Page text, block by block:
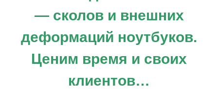
— сколов и внешних
деформаций ноутбуков.
Ценим время и своих
клиентов…
Продать ноутбук. Скупка игровых